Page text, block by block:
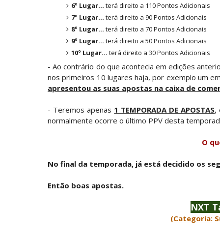
WWE: Lola Vice despede-se do NXT
SCSA867 -Aug 06 2026
WWE: Bianca Belair e Montez Ford
SCSA867-Aug 05 2026
SCSA867- Aug 05 2026
VIOLÊNCIA DESMEDIDA NO RAW:
RESPEITO E ALIANÇA NO RAW: Chad
6º Lugar... terá direito a 110 Pontos Adicionais
7º Lugar... terá direito a 90 Pontos Adicionais
8º Lugar... terá direito a 70 Pontos Adicionais
9º Lugar... terá direito a 50 Pontos Adicionais
10º Lugar... terá direito a 30 Pontos Adicionais
- Ao contrário do que acontecia em edições
nos primeiros 10 lugares haja, por exemplo um
apresentou as suas apostas na caixa de
- Teremos apenas 1 TEMPORADA DE APOSTAS,
normalmente ocorre o último PPV desta
O
No final da temporada, já está decidido os
Então boas apostas.
NXT
(Categoria: